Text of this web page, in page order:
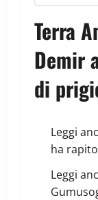
Terra
Demir
di
Leggi
ha
Leggi